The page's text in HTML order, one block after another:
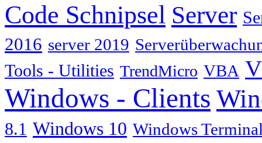
Code Schnipsel Server
2016 server 2019
Tools - Utilities TrendMicro VBA
Windows - Clients
8.1 Windows 10 Windows